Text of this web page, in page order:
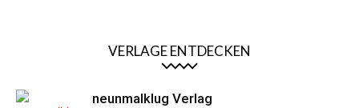
VERLAGE ENTDECKEN
neunmalklug Verlag